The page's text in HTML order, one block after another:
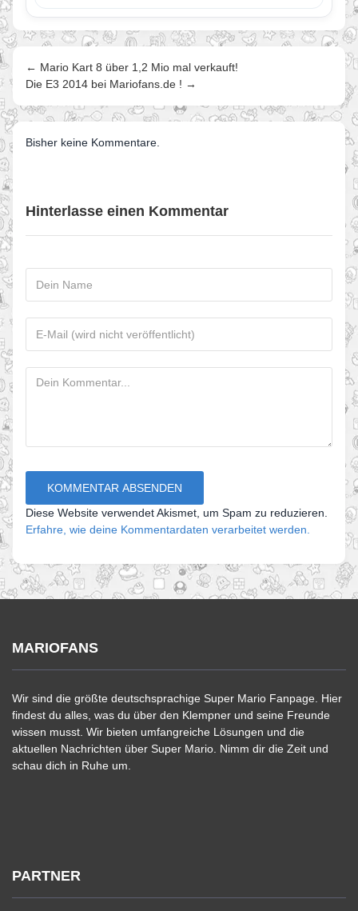
angekündigt. Hierbei handelt es sich…
← Mario Kart 8 über 1,2 Mio mal verkauft!
Die E3 2014 bei Mariofans.de ! →
Bisher keine Kommentare.
Hinterlasse einen Kommentar
Diese Website verwendet Akismet, um Spam zu reduzieren.
Erfahre, wie deine Kommentardaten verarbeitet werden.
MARIOFANS
Wir sind die größte deutschsprachige Super Mario Fanpage. Hier
findest du alles, was du über den Klempner und seine Freunde
wissen musst. Wir bieten umfangreiche Lösungen und die
aktuellen Nachrichten über Super Mario. Nimm dir die Zeit und
schau dich in Ruhe um.
PARTNER